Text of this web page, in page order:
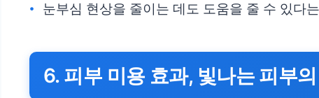
눈부심 현상을 줄이는 데도 도움을 줄 수 있다
6. 피부 미용 효과, 빛나는 피부